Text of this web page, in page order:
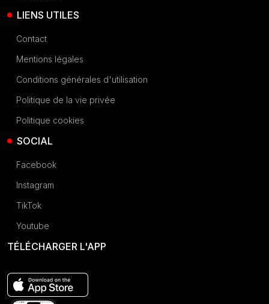
LIENS UTILES
Contact
Mentions légales
Conditions générales d'utilisation
Politique de la vie privée
Politique cookies
SOCIAL
Facebook
Instagram
TikTok
Youtube
TÉLÉCHARGER L'APP